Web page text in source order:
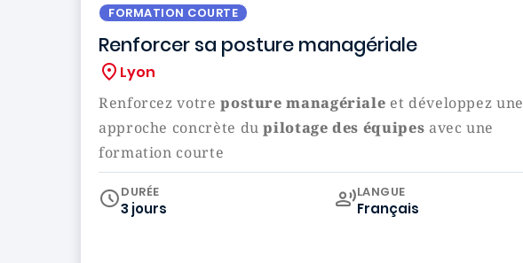
FORMATION COURTE
Renforcer sa posture managériale
Lyon
Renforcez votreposture managériale et développez une
approche concrète dupilotage des équipes avec une
formation courte
DURÉE
3 jours
Curriculum
LANGUE
Français